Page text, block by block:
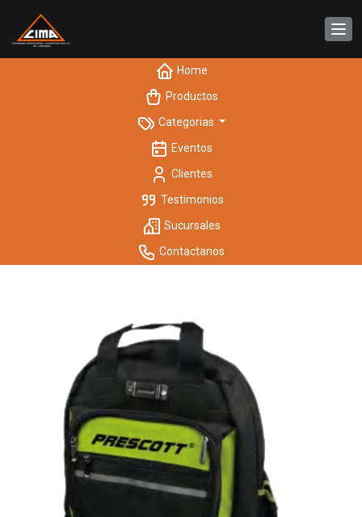
Home
Productos
Categorias
Eventos
Clientes
Testimonios
Sucursales
Contactanos